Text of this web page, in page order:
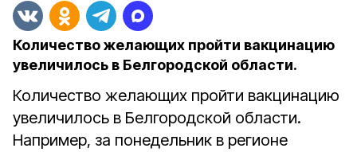
Количество желающих пройти вакцинацию
увеличилось в Белгородской области.
Количество желающих пройти вакцинацию
увеличилось в Белгородской области.
Например, за понедельник в регионе